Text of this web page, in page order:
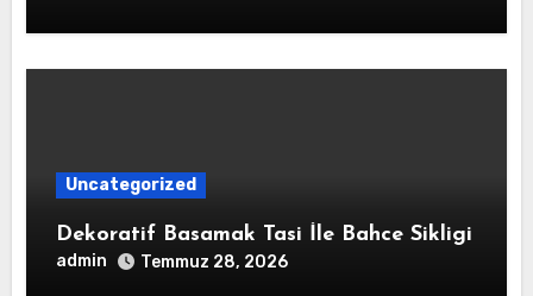
Uncategorized
Dekoratif Basamak Tasi İle Bahce Sikligi
admin Temmuz 28, 2026